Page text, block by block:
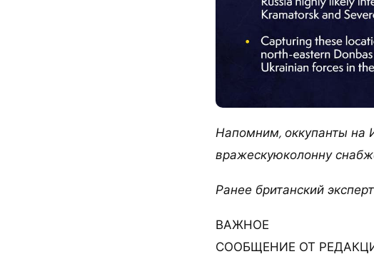
Напомним, оккупанты на
вражескуюколонну
Ранее британский
ВАЖНОЕ
СООБЩЕНИЕ ОТ